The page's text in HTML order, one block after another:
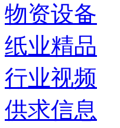
物资设备
纸业精品
行业视频
供求信息